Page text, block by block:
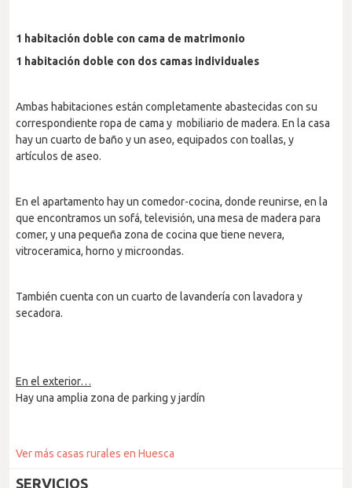
1 habitación doble con cama de matrimonio
1 habitación doble con dos camas individuales
Ambas habitaciones están completamente abastecidas con su
correspondiente ropa de cama y mobiliario de madera. En la casa
hay un cuarto de baño y un aseo, equipados con toallas, y
artículos de aseo.
En el apartamento hay un comedor-cocina, donde reunirse, en la
que encontramos un sofá, televisión, una mesa de madera para
comer, y una pequeña zona de cocina que tiene nevera,
vitroceramica, horno y microondas.
También cuenta con un cuarto de lavandería con lavadora y
secadora.
En el exterior…
Hay una amplia zona de parking y jardín
Ver más casas rurales en Huesca
SERVICIOS